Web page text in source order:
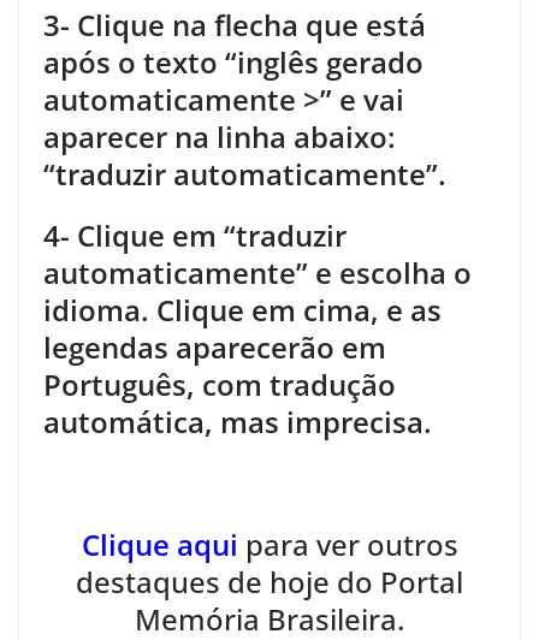
3- Clique na flecha que está
após o texto “inglês gerado
automaticamente >” e vai
aparecer na linha abaixo:
“traduzir automaticamente”.
4- Clique em “traduzir
automaticamente” e escolha o
idioma. Clique em cima, e as
legendas aparecerão em
Português, com tradução
automática, mas imprecisa.
Clique aqui para ver outros
destaques de hoje do Portal
Memória Brasileira.